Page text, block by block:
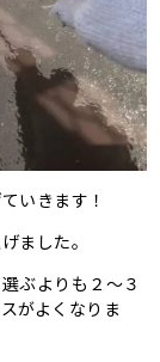
いきます！
ました。
ぶよりも２〜３
がよくなりま